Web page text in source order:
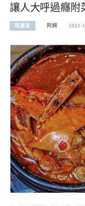
讓人大呼過癮附
桃園區 阿綿 2021-